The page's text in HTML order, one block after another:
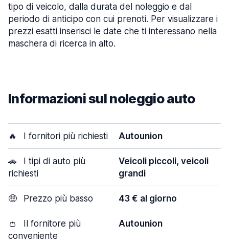
tipo di veicolo, dalla durata del noleggio e dal
periodo di anticipo con cui prenoti. Per visualizzare i
prezzi esatti inserisci le date che ti interessano nella
maschera di ricerca in alto.
Informazioni sul noleggio auto
🔥 I fornitori più richiesti Autounion
🚗
I tipi di auto più
richiesti
Veicoli piccoli, veicoli
grandi
🤑 Prezzo più basso 43 € al giorno
👛
Il fornitore più
conveniente
Autounion